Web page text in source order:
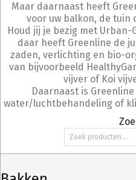
Maar daarnaast heeft
voor uw balkon, de tuin
Houd jij je bezig met Urban-
daar heeft Greenline de
zaden, verlichting en bio-
van bijvoorbeeld
vijver of Koi
Daarnaast is
water/luchtbehandeling of
Zoeken
naar: